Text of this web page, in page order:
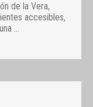
de la Vera,
accesibles,
…